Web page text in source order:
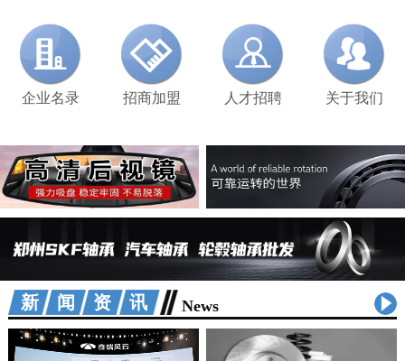
企业名录 招商加盟 人才招聘 关于我们
新闻资讯 News